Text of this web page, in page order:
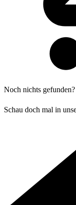
Noch nichts gefunden?
Schau doch mal in